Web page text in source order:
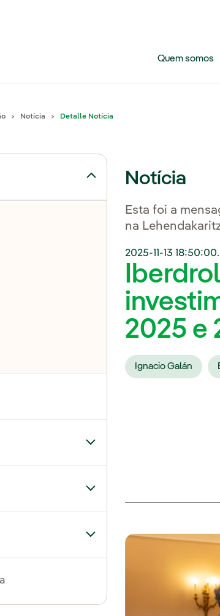
Quem somos
Notícia Detalle Notícia
de Notícia
Alternar submenu de
Alternar submenu de
Alternar submenu de
Notícia
Esta foi a
na
2025-11-13
2025 e
Ignacio Galán